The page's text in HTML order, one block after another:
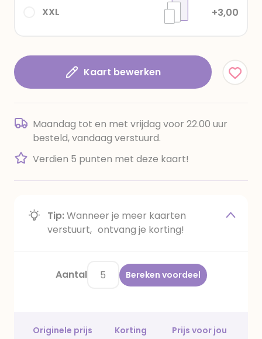
XXL +3,00
Kaart bewerken
Maandag tot en met vrijdag voor 22.00 uur
besteld, vandaag verstuurd.
Verdien 5 punten met deze kaart!
Tip:Wanneer je meer kaarten
verstuurt, ontvang je korting!
Aantal Bereken voordeel
Originele prijs Korting
Prijs voor jou